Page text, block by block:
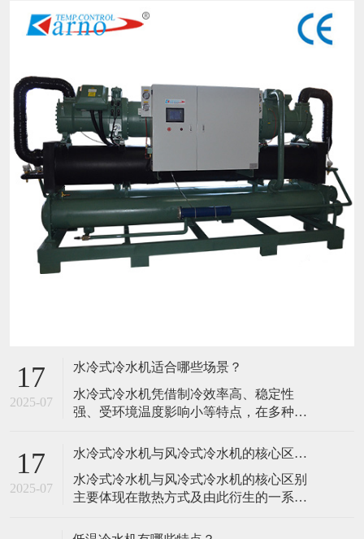
17
2025-07
水冷式冷水机适合哪些场景？
水冷式冷水机凭借制冷效率高、稳定性
强、受环境温度影响小等特点，在多种对
现优异，具体适合以下场景： 一、工业生
景，尤其适用于高发热、连续运行或对温
度控制精度要求严格的设备和工艺： 塑料
17
2025-07
水冷式冷水机与风冷式冷水机的核心区别是什么？
水冷式冷水机与风冷式冷水机的核心区别
主要体现在散热方式及由此衍生的一系列
一、核心差异：散热方式 水冷式冷水机：